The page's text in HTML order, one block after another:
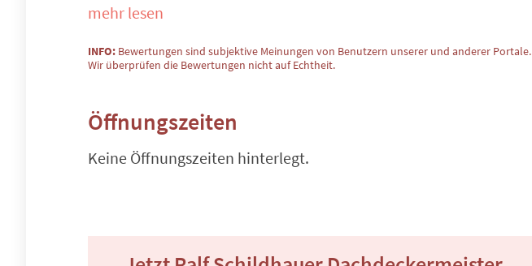
mehr lesen
INFO: Bewertungen sind subjektive Meinungen von Benutzern unserer und anderer Portale.
Wir überprüfen die Bewertungen nicht auf Echtheit.
Öffnungszeiten
Keine Öffnungszeiten hinterlegt.